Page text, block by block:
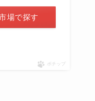
ってる？必要？
のは？
場で探す
ポチップ